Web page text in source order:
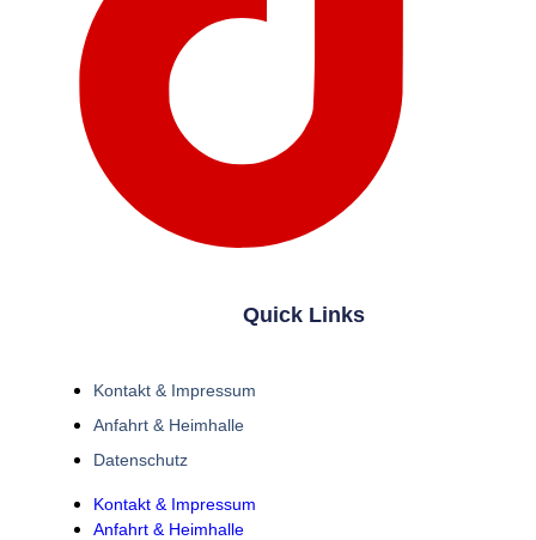
Quick Links
Kontakt & Impressum
Anfahrt & Heimhalle
Datenschutz
Kontakt & Impressum
Anfahrt & Heimhalle